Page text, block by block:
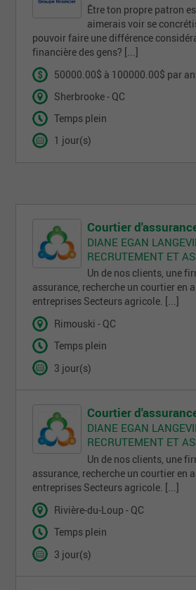
Être ton propre patron
aimerais voir se
pouvoir faire une différence
financière des gens? [...]
50000.00$ à 100000.00$ par
Sherbrooke - QC
Temps plein
1 jour(s)
Courtier
DIANE EGAN
RECRUTEMENT ET
Un de nos clients, une
assurance, recherche un courtier en
entreprises Secteurs agricole. [...]
Rimouski - QC
Temps plein
3 jour(s)
Courtier
DIANE EGAN
RECRUTEMENT ET
Un de nos clients, une
assurance, recherche un courtier en
entreprises Secteurs agricole. [...]
Rivière-du-Loup - QC
Temps plein
3 jour(s)